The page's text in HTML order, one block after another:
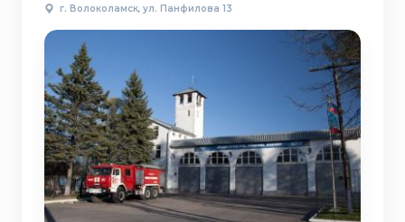
г. Волоколамск, ул. Панфилова 13